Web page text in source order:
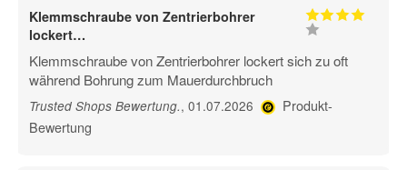
Klemmschraube von Zentrierbohrer
lockert…
Klemmschraube von Zentrierbohrer lockert sich zu oft
während Bohrung zum Mauerdurchbruch
Trusted Shops Bewertung., 01.07.2026
Produkt-
Bewertung